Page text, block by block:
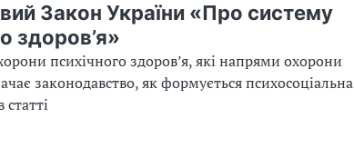
Закон України «Про систему
здоров’я»
психічного здоров’я, які напрями охорони
законодавство, як формується психосоціальна